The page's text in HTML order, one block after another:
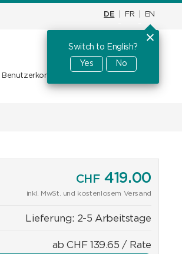
DE FR EN
Switch to English?
Yes
No
Warenkorb CHF0.00
Benutzerkonto
CHF419.00
inkl. MwSt. und kostenlosem Versand
Lieferung: 2-5 Arbeitstage
abCHF 139.65 / Rate